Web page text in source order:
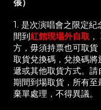
張）
1. 是次演唱會之限定紀
間到紅館現場外自取 ，
方，毋須持票也可取
取貨兌換碼， 兌換碼將
遞或其他取貨方式。請
期間到場取貨，所有
棄單處理，不得異議。